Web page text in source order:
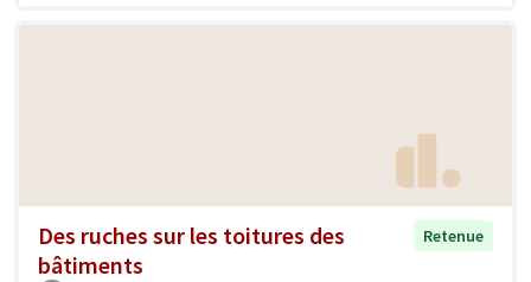
Des ruches sur les toitures des
bâtiments
Retenue